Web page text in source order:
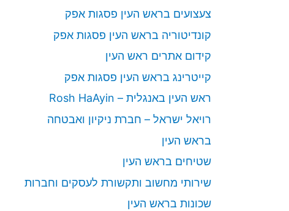
צעצועים בראש העין פסגות אפק
קונדיטוריה בראש העין פסגות אפק
קידום אתרים ראש העין
קייטרינג בראש העין פסגות אפק
ראש העין באנגלית – Rosh HaAyin
רויאל ישראל – חברת ניקיון ואבטחה
בראש העין
שטיחים בראש העין
שירותי מחשוב ותקשורת לעסקים וחברות
שכונות בראש העין